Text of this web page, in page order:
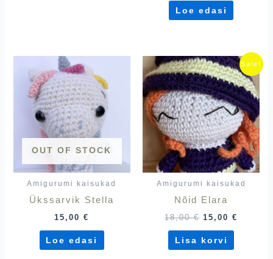
Loe edasi
OUT OF STOCK
Amigurumi kaisukad
Ükssarvik Stella
15,00€
Loe edasi
Sale!
Amigurumi kaisukad
Nõid Elara
18,00€
Algne
hind
oli:
18,00 €.
15,00€
hind
on:
15,00
Lisa korvi